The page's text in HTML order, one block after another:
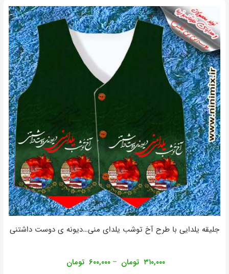
جلیقه یلدایی با طرح آخ توشب یلدای منی…دیونه ی دوست داشتنی
۳۱۰,۰۰۰ تومان – ۶۰۰,۰۰۰ تومان